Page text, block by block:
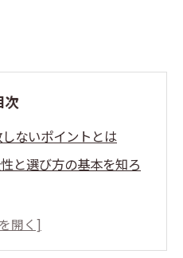
次
ないポイントとは
と選び方の基本を知ろ
すべきポイント解説